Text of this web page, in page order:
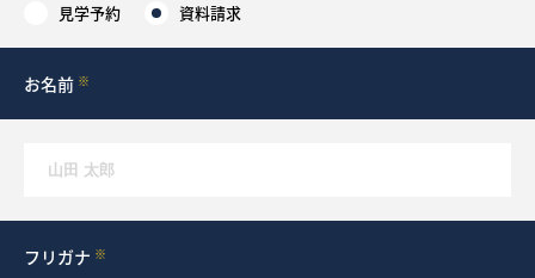
ログイン
見学予約 資料請求
お名前 ※
フリガナ ※